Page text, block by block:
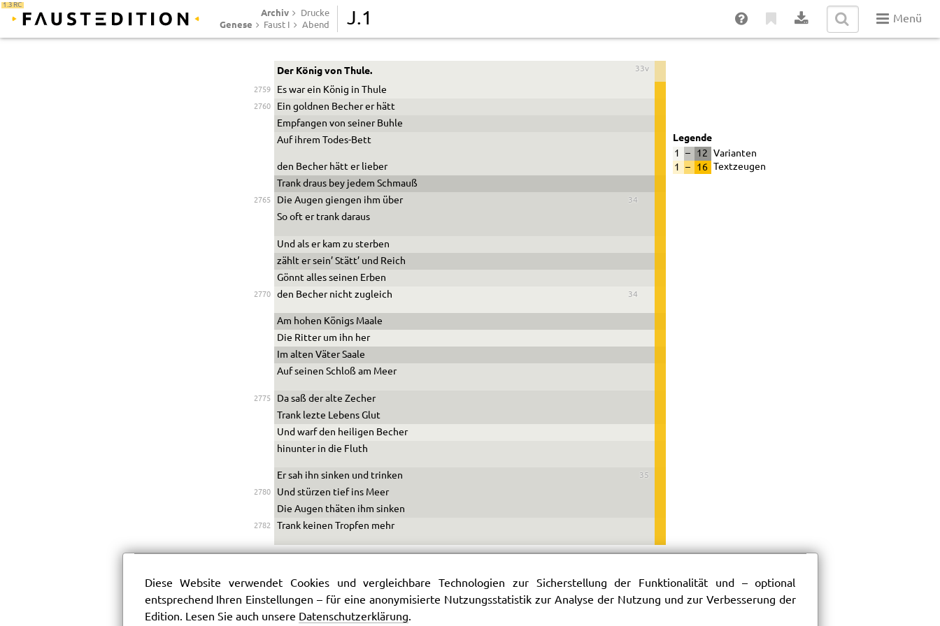
1.3 RC
Archiv Drucke
Genese Faust I Abend J.1 Menü
33v
Der König von Thule.
2759 Es war ein König in Thule
2760
Ein goldnen Becher er hätt
Empfangen von seiner Buhle
Auf ihrem Todes-Bett
den Becher hätt er lieber
Trank draus bey jedem Schmauß
2765 Die Augen 34
giengen ihm über
So oft er trank daraus
Und als er kam zu sterben
zählt er sein’ Stätt’ und Reich
Gönnt alles seinen Erben
2770 den 34
Becher nicht zugleich
Am hohen Königs Maale
Die Ritter um ihn her
Im alten Väter Saale
Auf seinen Schloß am Meer
2775
Da saß der alte Zecher
Trank lezte Lebens Glut
Und warf den heiligen Becher
hinunter in die Fluth
35
Er sah ihn sinken und trinken
2780
Und stürzen tief ins Meer
Die Augen thäten ihm sinken
2782 Trank keinen Tropfen mehr
Legende
1 – 12
Varianten
1
– 16 Textzeugen
Diese Website verwendet Cookies und vergleichbare Technologien zur Sicherstellung der Funktionalität und – optional
entsprechend Ihren Einstellungen – für eine anonymisierte Nutzungsstatistik zur Analyse der Nutzung und zur Verbesserung der
Edition. Lesen Sie auch unsere Datenschutzerklärung.